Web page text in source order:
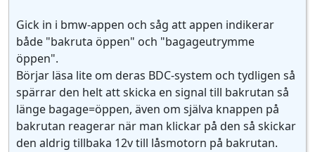
Gick in i bmw-appen och såg att appen indikerar
både "bakruta öppen" och "bagageutrymme
öppen".
Börjar läsa lite om deras BDC-system och tydligen så
spärrar den helt att skicka en signal till bakrutan så
länge bagage=öppen, även om själva knappen på
bakrutan reagerar när man klickar på den så skickar
den aldrig tillbaka 12v till låsmotorn på bakrutan.